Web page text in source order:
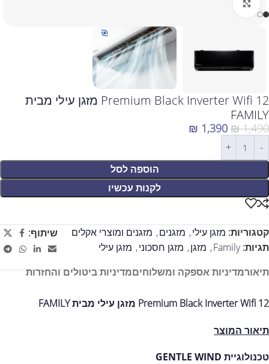
Premium Black Inverter Wifi 12 מזגן עילי מבית
FAMILY
₪1,490
₪ 1,390
הוספה לסל
לקנות עכשיו
קטגוריות: מזגן עילי, מזגנים, מזגנים ומוצרי אקלים
תגיות: Family
, מזגן, מזגן חסכוני, מזגן עילי
שיתוף:
תיאורמדיניות אספקה ומשלוחיםמדיניות ביטולים והחזרות
Premium Black Inverter Wifi 12 מזגן עילי מבית FAMILY
תיאור המוצר
טכנולוגיית GENTLE WIND